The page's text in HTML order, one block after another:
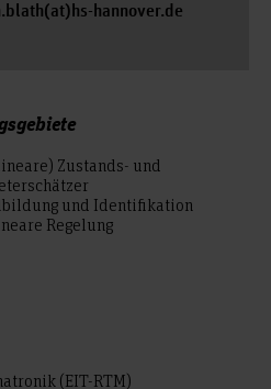
hannover.de
Zustands- und
und Identifikation
Regelung
(EIT-RTM)